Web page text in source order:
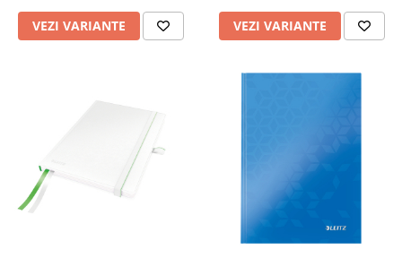
Intretinere si odorizante masina
Saci de gunoi
Tipografie si stampile
Caiete si blocnotesuri
personalizate
Stampile, tusiere si tus
VEZI VARIANTE VEZI VARIANTE